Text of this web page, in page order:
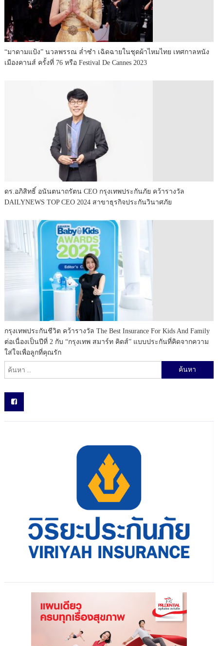
“มาดามแป้ง” นวลพรรณ ล่ำซำ เฉิดฉายในชุดผ้าไหมไทย เทศกาลหนัง
เมืองคานส์ ครั้งที่ 76 หรือ Festival De Cannes 2023
ดร.อภิสิทธิ์ อนันตนาถรัตน CEO กรุงเทพประกันภัย คว้ารางวัล
DAILYNEWS TOP CEO 2024 สาขาธุรกิจประกันวินาศภัย
กรุงเทพประกันชีวิต คว้ารางวัล The Best Insurance For Kids And Family
ต่อเนื่องเป็นปีที่ 2 กับ “กรุงเทพ สมาร์ท คิดส์” แบบประกันที่คิดจากความ
ใส่ใจเพื่อลูกที่คุณรัก
ค้นหาสำหรับ: